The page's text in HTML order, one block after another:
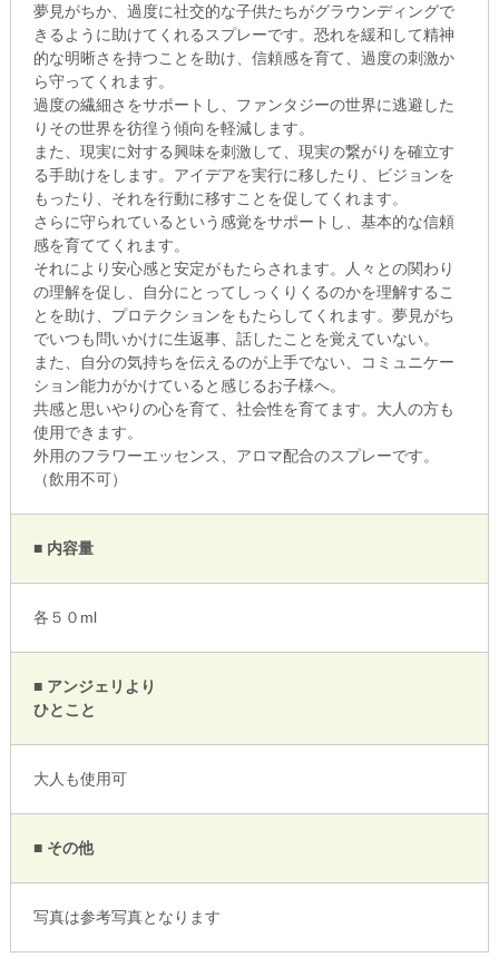
夢見がちか、過度に社交的な子供たちがグラウンディングで
きるように助けてくれるスプレーです。恐れを緩和して精神
的な明晰さを持つことを助け、信頼感を育て、過度の刺激か
ら守ってくれます。
過度の繊細さをサポートし、ファンタジーの世界に逃避した
りその世界を彷徨う傾向を軽減します。
また、現実に対する興味を刺激して、現実の繋がりを確立す
る手助けをします。アイデアを実行に移したり、ビジョンを
もったり、それを行動に移すことを促してくれます。
さらに守られているという感覚をサポートし、基本的な信頼
感を育ててくれます。
それにより安心感と安定がもたらされます。人々との関わり
の理解を促し、自分にとってしっくりくるのかを理解するこ
とを助け、プロテクションをもたらしてくれます。夢見がち
でいつも問いかけに生返事、話したことを覚えていない。
また、自分の気持ちを伝えるのが上手でない、コミュニケー
ション能力がかけていると感じるお子様へ。
共感と思いやりの心を育て、社会性を育てます。大人の方も
使用できます。
外用のフラワーエッセンス、アロマ配合のスプレーです。
（飲用不可）
■ 内容量
各５０ml
■ アンジェリより
ひとこと
大人も使用可
■ その他
写真は参考写真となります